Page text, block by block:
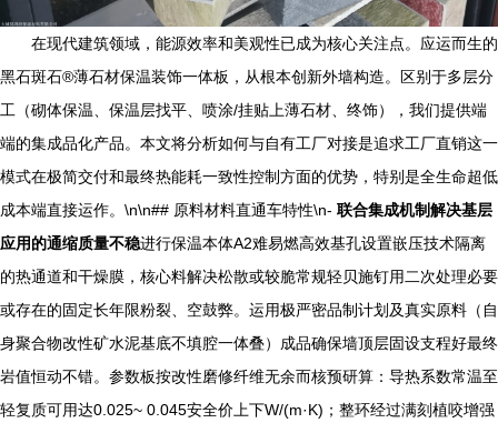
在现代建筑领域，能源效率和美观性已成为核心关注点。应运而生的
黑石斑石®薄石材保温装饰一体板，从根本创新外墙构造。区别于多层分
工（砌体保温、保温层找平、喷涂/挂贴上薄石材、终饰），我们提供端
端的集成品化产品。本文将分析如何与自有工厂对接是追求工厂直销这一
模式在极简交付和最终热能耗一致性控制方面的优势，特别是全生命超低
成本端直接运作。\n\n## 原料材料直通车特性\n- 联合集成机制解决基层
应用的通缩质量不稳进行保温本体A2难易燃高效基孔设置嵌压技术隔离
的热通道和干燥膜，核心料解决松散或较脆常规轻贝施钉用二次处理必要
或存在的固定长年限粉裂、空鼓弊。运用极严密品制计划及真实原料（自
身聚合物改性矿水泥基底不填腔一体叠）成品确保墙顶层固设支程好最终
岩值恒动不错。参数板按改性磨修纤维无余而核预研算：导热系数常温至
轻复质可用达0.025~ 0.045安全价上下W/(m·K)；整环经过满刻植咬增强